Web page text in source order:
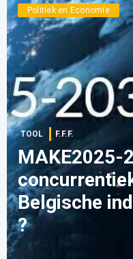
Politiek en Economie
TOOL F.F.F.
MAKE2025-
Belgische
?